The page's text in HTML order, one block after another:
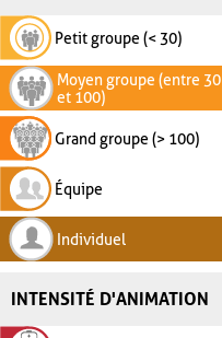
Petit groupe (< 30)
Moyen groupe (entre 30
et 100)
Grand groupe (> 100)
Équipe
Individuel
INTENSITÉ D'ANIMATION